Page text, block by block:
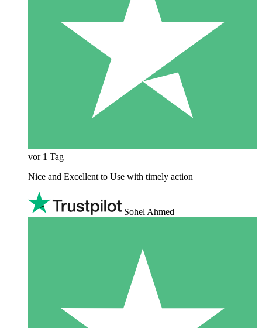
vor 1 Tag
Nice and Excellent to Use with timely action
Sohel Ahmed